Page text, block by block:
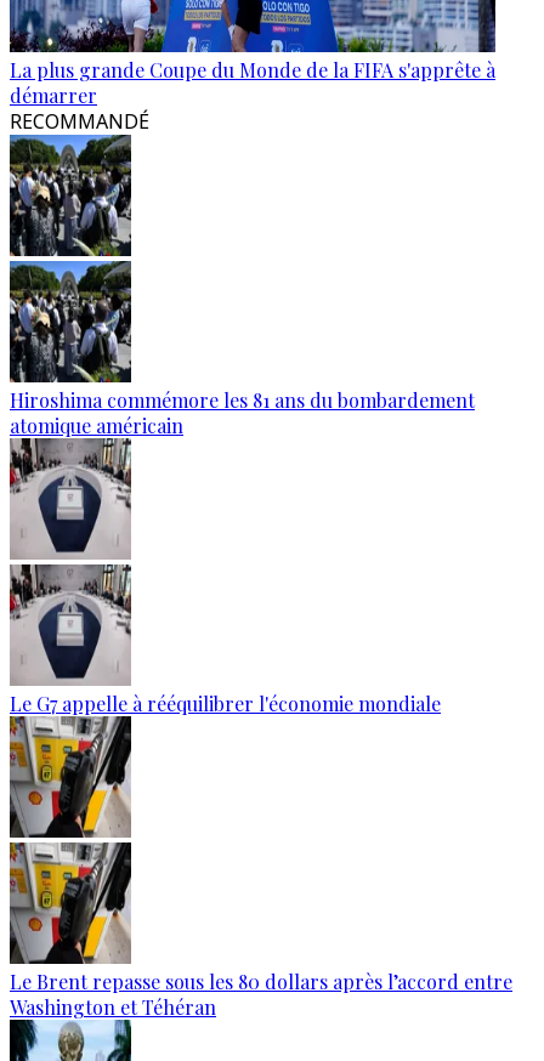
La plus grande Coupe du Monde de la FIFA s'apprête à
démarrer
RECOMMANDÉ
Hiroshima commémore les 81 ans du bombardement
atomique américain
Le G7 appelle à rééquilibrer l'économie mondiale
Le Brent repasse sous les 80 dollars après l’accord entre
Washington et Téhéran